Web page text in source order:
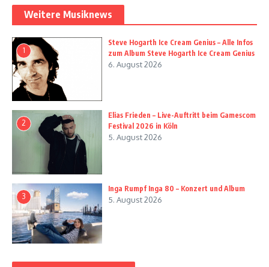
Weitere Musiknews
1
Steve Hogarth Ice Cream Genius – Alle Infos
zum Album Steve Hogarth Ice Cream Genius
6. August 2026
2
Elias Frieden – Live-Auftritt beim Gamescom
Festival 2026 in Köln
5. August 2026
3
Inga Rumpf Inga 80 – Konzert und Album
5. August 2026